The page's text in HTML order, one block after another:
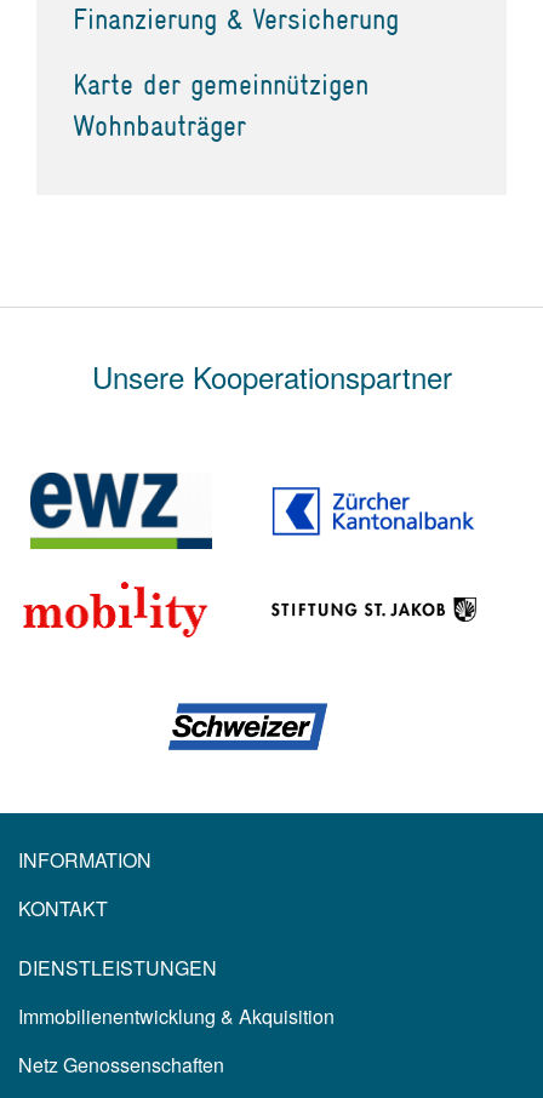
Finanzierung & Versicherung
Karte der gemeinnützigen
Wohnbauträger
Unsere Kooperationspartner
INFORMATION
KONTAKT
DIENSTLEISTUNGEN
Immobilienentwicklung & Akquisition
Netz Genossenschaften